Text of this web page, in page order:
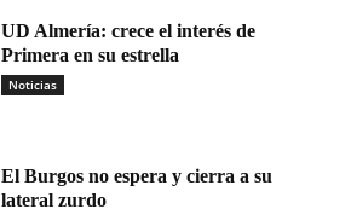
UD Almería: crece el interés de
Primera en su estrella
Noticias
El Burgos no espera y cierra a su
lateral zurdo